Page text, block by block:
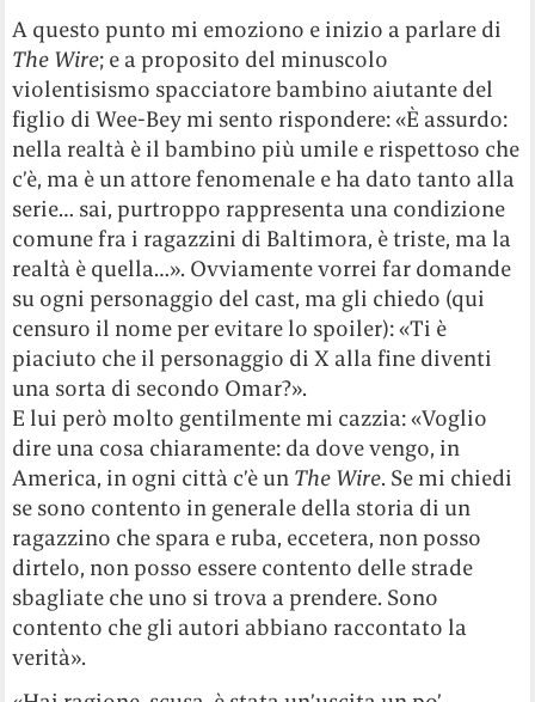
A questo punto mi emoziono e inizio a parlare di
The Wire; e a proposito del minuscolo
violentisismo spacciatore bambino aiutante del
figlio di Wee-Bey mi sento rispondere: «È assurdo:
nella realtà è il bambino più umile e rispettoso che
c’è, ma è un attore fenomenale e ha dato tanto alla
serie… sai, purtroppo rappresenta una condizione
comune fra i ragazzini di Baltimora, è triste, ma la
realtà è quella…». Ovviamente vorrei far domande
su ogni personaggio del cast, ma gli chiedo (qui
censuro il nome per evitare lo spoiler): «Ti è
piaciuto che il personaggio di X alla fine diventi
una sorta di secondo Omar?».
E lui però molto gentilmente mi cazzia: «Voglio
dire una cosa chiaramente: da dove vengo, in
America, in ogni città c’è un The Wire. Se mi chiedi
se sono contento in generale della storia di un
ragazzino che spara e ruba, eccetera, non posso
dirtelo, non posso essere contento delle strade
sbagliate che uno si trova a prendere. Sono
contento che gli autori abbiano raccontato la
verità».